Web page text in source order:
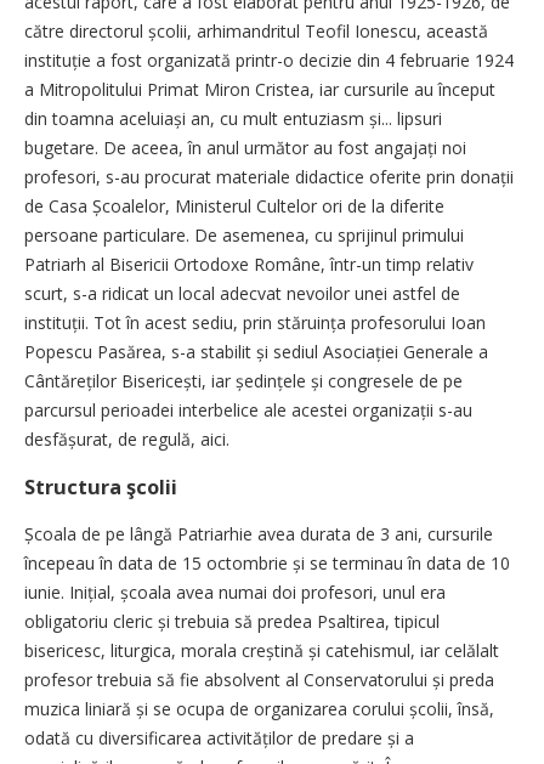
către directorul școlii, arhimandritul Teofil Ionescu, această
instituție a fost organizată printr-o decizie din 4 februarie 1924
a Mitropolitului Primat Miron Cristea, iar cursu­rile au început
din toamna aceluiași an, cu mult entuziasm și... lipsuri
bugetare. De aceea, în anul următor au fost angajați noi
profesori, s-au procurat materiale didactice oferite prin donații
de Casa Școalelor, Ministerul Cultelor ori de la diferite
persoane particulare. De asemenea, cu sprijinul primului
Patriarh al Bisericii Ortodoxe Române, într-un timp relativ
scurt, s-a ridicat un local adecvat nevoilor unei astfel de
instituții. Tot în acest sediu, prin stăruința profesorului Ioan
Popescu Pasărea, s-a stabilit și sediul Asociației Generale a
Cântăreților Bisericești, iar ședințele și congresele de pe
parcursul perioadei interbelice ale acestei organizații s-au
desfășurat, de regulă, aici.
Structura şcolii
Școala de pe lângă Patriarhie avea durata de 3 ani, cursurile
începeau în data de 15 octombrie și se terminau în data de 10
iunie. Inițial, școala avea numai doi profesori, unul era
obligatoriu cleric și trebuia să predea Psaltirea, tipicul
bisericesc, liturgica, morala creștină și catehismul, iar celălalt
profesor trebuia să fie absolvent al Conservatorului și preda
muzica liniară și se ocupa de organizarea corului școlii, însă,
odată cu diversificarea activităților de predare și a